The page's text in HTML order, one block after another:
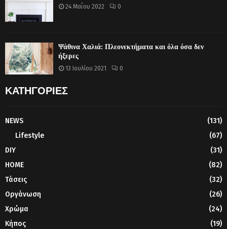
24 Μαΐου 2022 0
Ψάθινα Χαλιά: Πλεονεκτήματα και όλα όσα δεν
ήξερες
13 Ιουλίου 2021 0
ΚΑΤΗΓΟΡΙΕΣ
NEWS
(131)
Lifestyle
(67)
DIY
(31)
HOME
(82)
Τάσεις
(32)
Οργάνωση
(26)
Χρώμα
(24)
Κήπος
(19)